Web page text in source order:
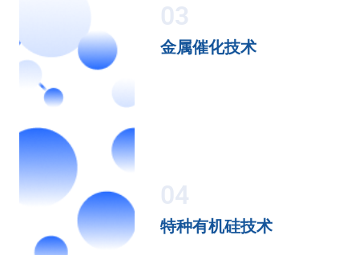
03
金属催化技术
04
特种有机硅技术